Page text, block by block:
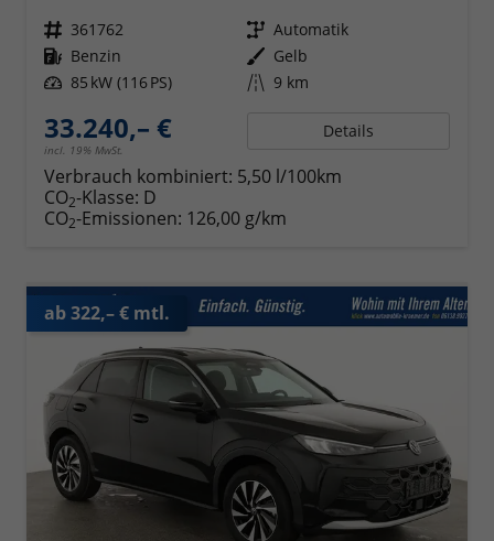
Fahrzeugnr. 361762 Getriebe Automatik
Kraftstoff Benzin Außenfarbe Gelb
Leistung 85 kW (116 PS) Kilometerstand 9 km
33.240,– €
incl. 19% MwSt.
Details
Verbrauch kombiniert: 5,50 l/100km
CO2-Klasse: D
CO2-Emissionen: 126,00 g/km
ab 322,– € mtl.